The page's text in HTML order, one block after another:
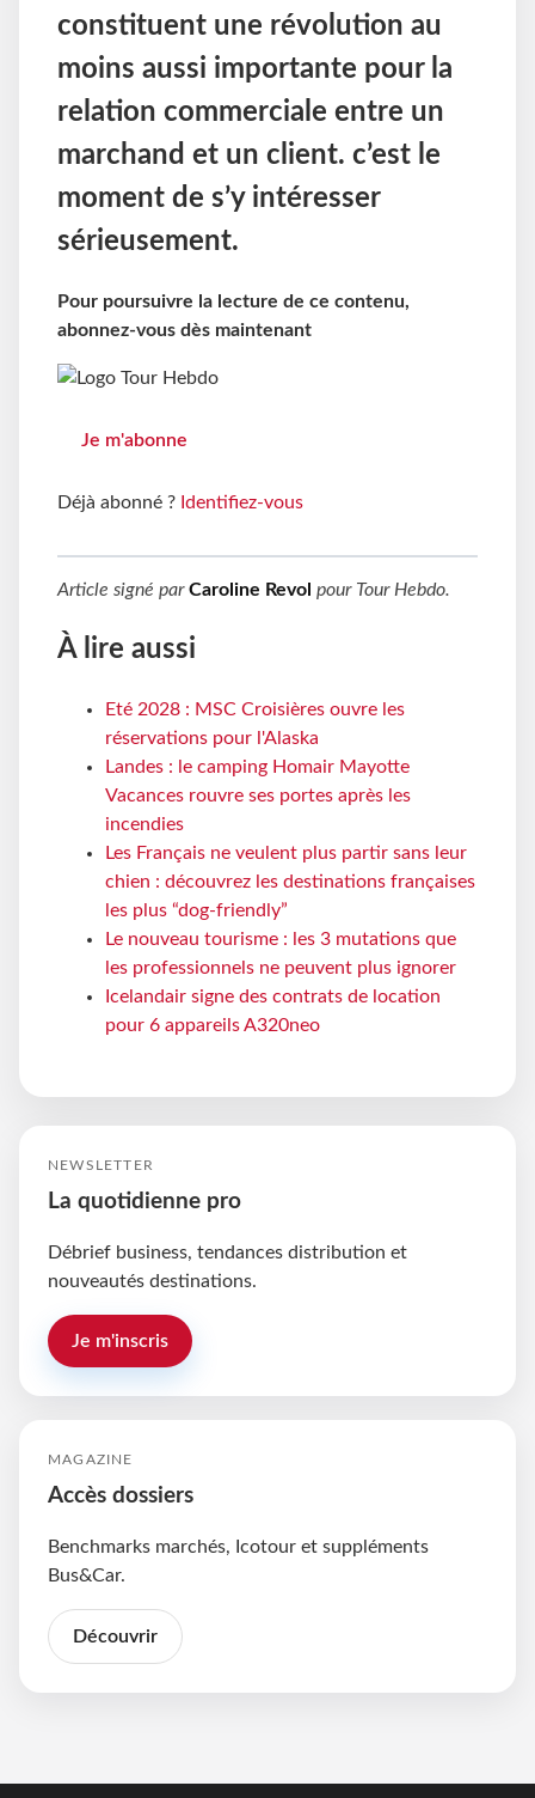
constituent une révolution au
moins aussi importante pour la
relation commerciale entre un
marchand et un client. c’est le
moment de s’y intéresser
sérieusement.
Pour poursuivre la lecture de ce contenu,
abonnez-vous dès maintenant
Je m'abonne
Déjà abonné ? Identifiez-vous
Article signé parCaroline Revol pour Tour Hebdo.
À lire aussi
Eté 2028 : MSC Croisières ouvre les
réservations pour l'Alaska
Landes : le camping Homair Mayotte
Vacances rouvre ses portes après les
incendies
Les Français ne veulent plus partir sans leur
chien : découvrez les destinations françaises
les plus “dog-friendly”
Le nouveau tourisme : les 3 mutations que
les professionnels ne peuvent plus ignorer
Icelandair signe des contrats de location
pour 6 appareils A320neo
NEWSLETTER
La quotidienne pro
Débrief business, tendances distribution et
nouveautés destinations.
Je m'inscris
MAGAZINE
Accès dossiers
Benchmarks marchés, Icotour et suppléments
Bus&Car.
Découvrir